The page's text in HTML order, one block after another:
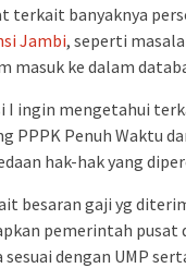
terkait banyaknya
Jambi, seperti
masuk ke dalam
I ingin mengetahui
PPPK Penuh Waktu
hak-hak yang
besaran gaji yg
pemerintah pusat
dengan UMP